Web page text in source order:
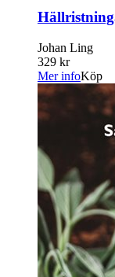
Johan Ling
329 kr
Mer infoKöp